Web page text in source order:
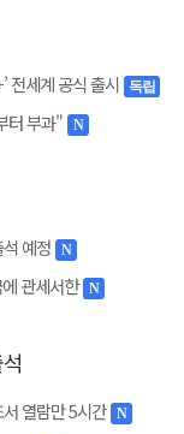
전세계 공식 출시 독립
터 부과" N
예정 N
관세서한 N
열람만 5시간 N